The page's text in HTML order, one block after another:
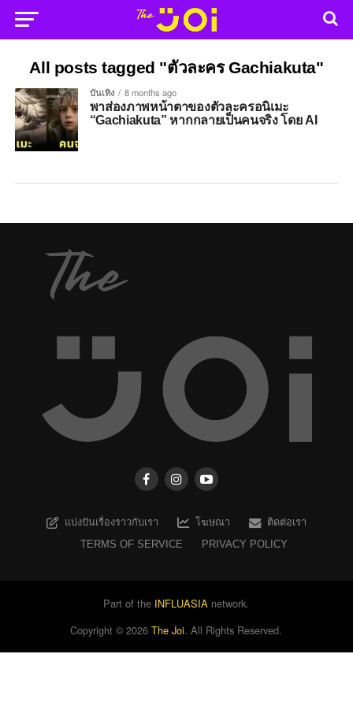
All posts tagged "ตัวละคร Gachiakuta"
บันเทิง 8 months ago
พาส่องภาพหน้าตาของตัวละครอนิเมะ
“Gachiakuta” หากกลายเป็นคนจริง โดย AI
แบ่งปันเรื่องราวกับเรา โฆษณา
ติดต่อเรา
TERMS OF SERVICE
PRIVACY POLICY
Part of the INFLUASIA network.
Copyright ©2026 The Joi. All Rights Reserved.